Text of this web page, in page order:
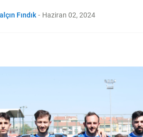
Fındık - Haziran 02, 2024